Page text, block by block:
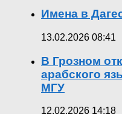
Имена в
13.02.2026 08:41
В Грозном
арабского
МГУ
12.02.2026 14:18